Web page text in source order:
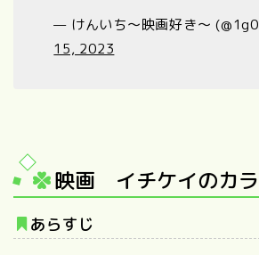
— けんいち〜映画好き〜
15, 2023
映画 イチケイのカ
あらすじ